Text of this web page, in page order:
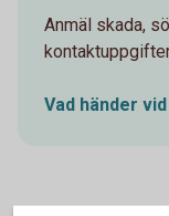
Anmäl skada,
Vad händer vid